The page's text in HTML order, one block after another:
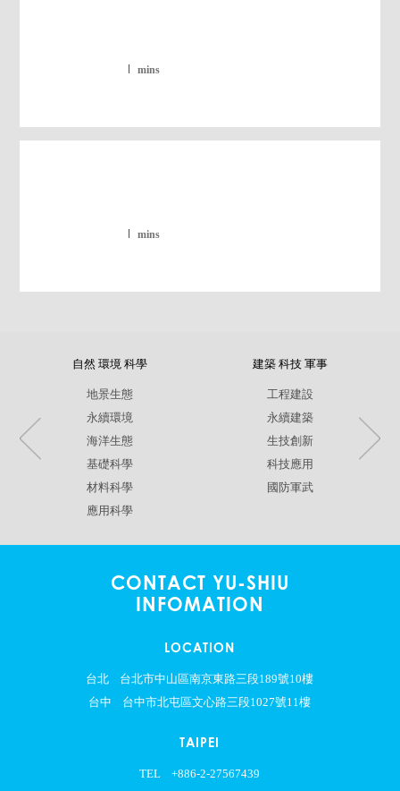
mins
mins
自然 環境 科學
地景生態
永續環境
海洋生態
基礎科學
材料科學
應用科學
建築 科技 軍事
工程建設
永續建築
生技創新
科技應用
國防軍武
CONTACT YU-SHIU
INFOMATION
LOCATION
台北
台北市中山區南京東路三段189號10樓
台中
台中市北屯區文心路三段1027號11樓
TAIPEI
TEL
+886-2-27567439